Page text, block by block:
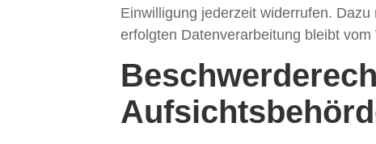
Einwilligung jederzeit widerrufen.
erfolgten Datenverarbeitung bleibt